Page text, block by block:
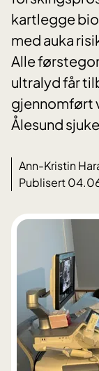
kartlegge
med auka
Alle
ultralyd får
gjennomført
Ålesund
Ann-Kristin
Publisert